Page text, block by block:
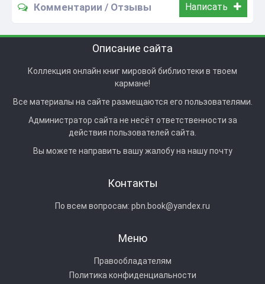
Комментарии / Отзывы Написать
Описание сайта
Коллекция онлайн книг мировой библиотеки в твоем
кармане!
Все материалы на сайте размещаются его пользователями.
Администратор сайта не несёт ответственности за
действия пользователей сайта.
Вы можете направить вашу жалобу на нашу почту
Контакты
По всем вопросам: pbn.book@yandex.ru
Меню
Правообладателям
Политика конфиденциальности